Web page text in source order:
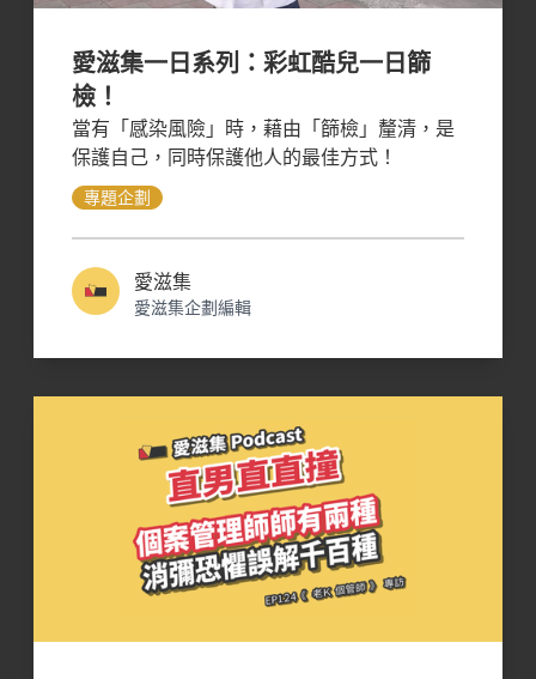
愛滋集一日系列：彩虹酷兒一日篩
檢！
當有「感染風險」時，藉由「篩檢」釐清，是
保護自己，同時保護他人的最佳方式！
專題企劃
愛滋集
愛滋集企劃編輯